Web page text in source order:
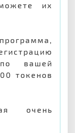
их
по вашей
токенов
очень